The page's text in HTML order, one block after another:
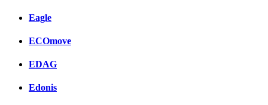
Eagle
ECOmove
EDAG
Edonis